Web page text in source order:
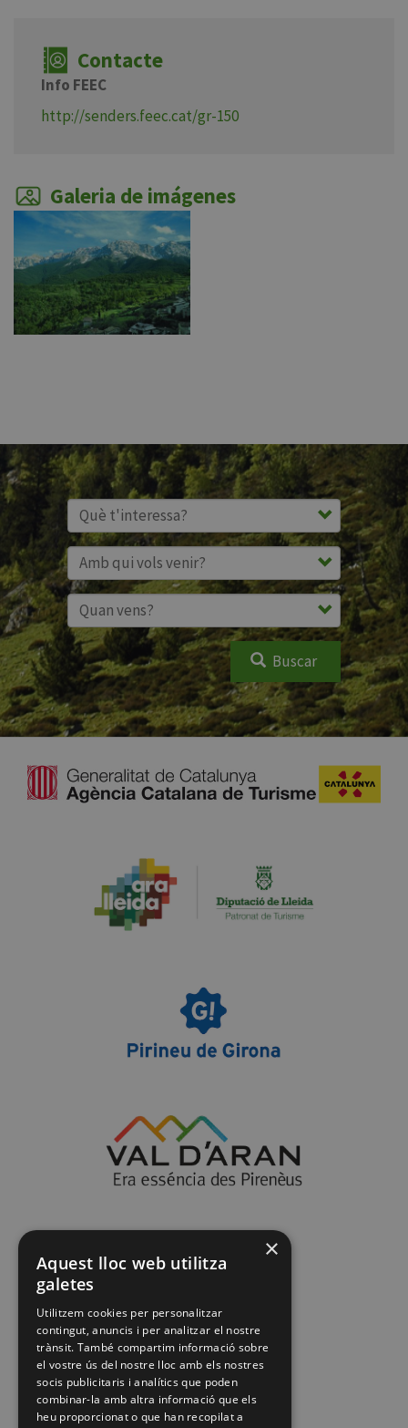
Contacte
Info FEEC
http://senders.feec.cat/gr-150
Galeria de imágenes
Buscar
×
Aquest lloc web utilitza
galetes
Utilitzem cookies per personalitzar
contingut, anuncis i per analitzar el nostre
trànsit. També compartim informació sobre
el vostre ús del nostre lloc amb els nostres
socis publicitaris i analítics que poden
combinar-la amb altra informació que els
heu proporcionat o que han recopilat a